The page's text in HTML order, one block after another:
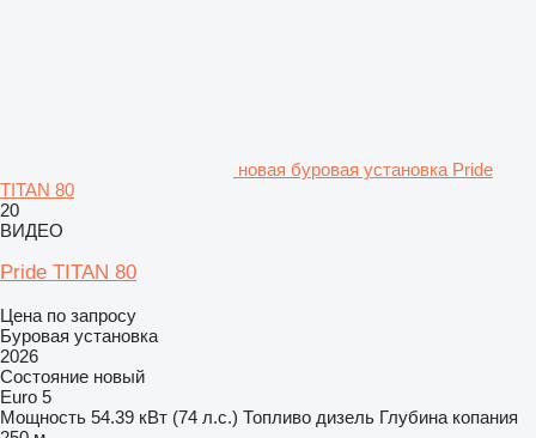
новая буровая установка Pride
TITAN 80
20
ВИДЕО
Pride TITAN 80
Цена по запросу
Буровая установка
2026
Состояние новый
Euro 5
Мощность 54.39 кВт (74 л.с.) Топливо дизель Глубина копания